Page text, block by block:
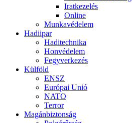
Iratkezelés
Online
Munkavédelem
Hadiipar
Haditechnika
Honvédelem
Fegyverkezés
Külföld
ENSZ
Európai Unió
NATO
Terror
Magánbiztonság